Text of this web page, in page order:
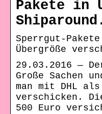
Pakete in
Sperrgut-
Übergröße
29.03.2016 —
Große Sachen
man mit DHL
verschicken.
500 Euro